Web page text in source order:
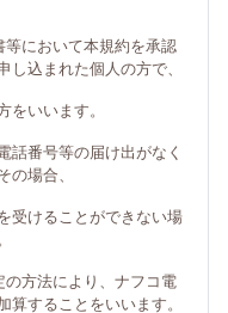
等において本規約を承認
込まれた個人の方で、
をいいます。
話番号等の届け出がなく
の場合、
受けることができない場
の方法により、ナフコ電
することをいいます。